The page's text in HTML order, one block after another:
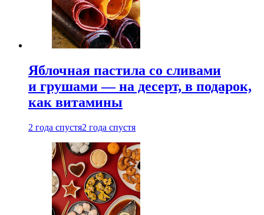
Яблочная пастила со сливами
и грушами — на десерт, в подарок,
как витамины
2 года спустя2 года спустя